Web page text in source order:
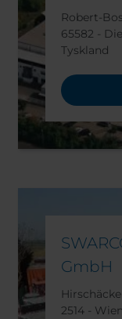
Robert-
65582 -
Tyskland
GmbH
2514 -